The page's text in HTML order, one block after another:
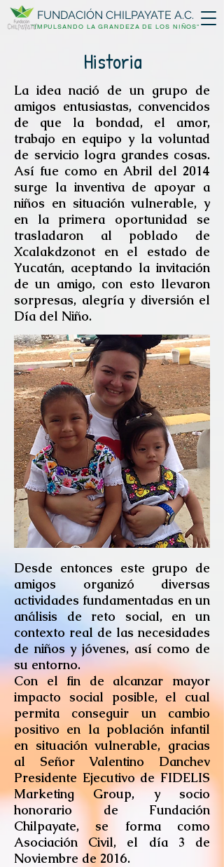
FUNDACIÓN CHILPAYATE A.C.
"IMPULSANDO LA GRANDEZA DE LOS NIÑOS"
Historia
La idea nació de un grupo de
amigos entusiastas, convencidos
de que la bondad, el amor,
trabajo en equipo y la voluntad
de servicio logra grandes cosas.
Así fue como en Abril del 2014
surge la inventiva de apoyar a
niños en situación vulnerable, y
en la primera oportunidad se
trasladaron al poblado de
Xcalakdzonot en el estado de
Yucatán, aceptando la invitación
de un amigo, con esto llevaron
sorpresas, alegría y diversión el
Día del Niño.
Desde entonces este grupo de
amigos organizó diversas
actividades fundamentadas en un
análisis de reto social, en un
contexto real de las necesidades
de niños y jóvenes, así como de
su entorno.
Con el fin de alcanzar mayor
impacto social posible, el cual
permita conseguir un cambio
positivo en la población infantil
en situación vulnerable, gracias
al Señor Valentino Danchev
Presidente Ejecutivo de FIDELIS
Marketing Group, y socio
honorario de Fundación
Chilpayate, se forma como
Asociación Civil, el día 3 de
Noviembre de 2016.